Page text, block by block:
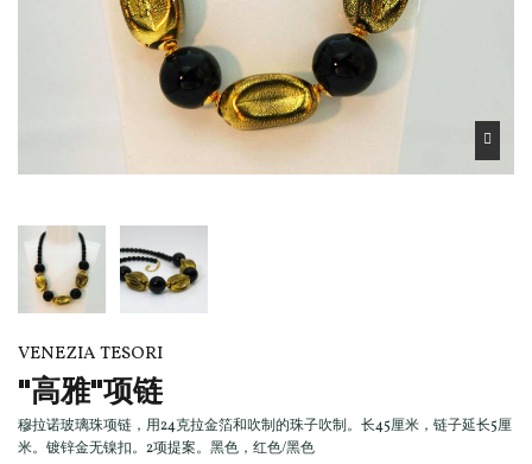
VENEZIA TESORI
"高雅"项链
穆拉诺玻璃珠项链，用24克拉金箔和吹制的珠子吹制。长45厘米，链子延长5厘
米。镀锌金无镍扣。2项提案。黑色，红色/黑色